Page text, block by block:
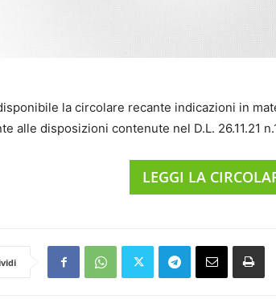
la circolare recante indicazioni in
alle disposizioni contenute nel D.L. 26.11.21
LEGGI LA